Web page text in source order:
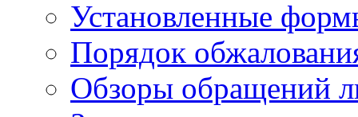
Установленные
Порядок
Обзоры обращений